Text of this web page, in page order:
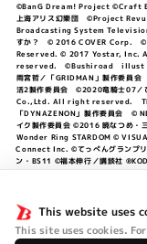
This website uses
This site uses cookies.
©BanG Dream! Project ©Craft
上海アリス幻樂団 ©Project
Broadcasting System
すか？ © 2016 COVER Corp.
Reserved. © 2017 Yostar,
reserved. ©Bushiroad illust：
雨宮哲／「GRIDMAN」製作委員
活2製作委員会 ©2020竜騎士07／
Co.,Ltd. All right reserved. TM
「DYNAZENON」製作委員会 ©
イク製作委員会 ©2016 暁なつめ・
Wonder Ring STARDOM ©
Connect Inc. ©てっぺんグランプ
ン・BS11 ©福本伸行／講談社
©中村力斗・野澤ゆき子／集英社・
員会 ©円谷プロ ©2023 TRIGGER
Games／アビドス商店街 ©プロジ